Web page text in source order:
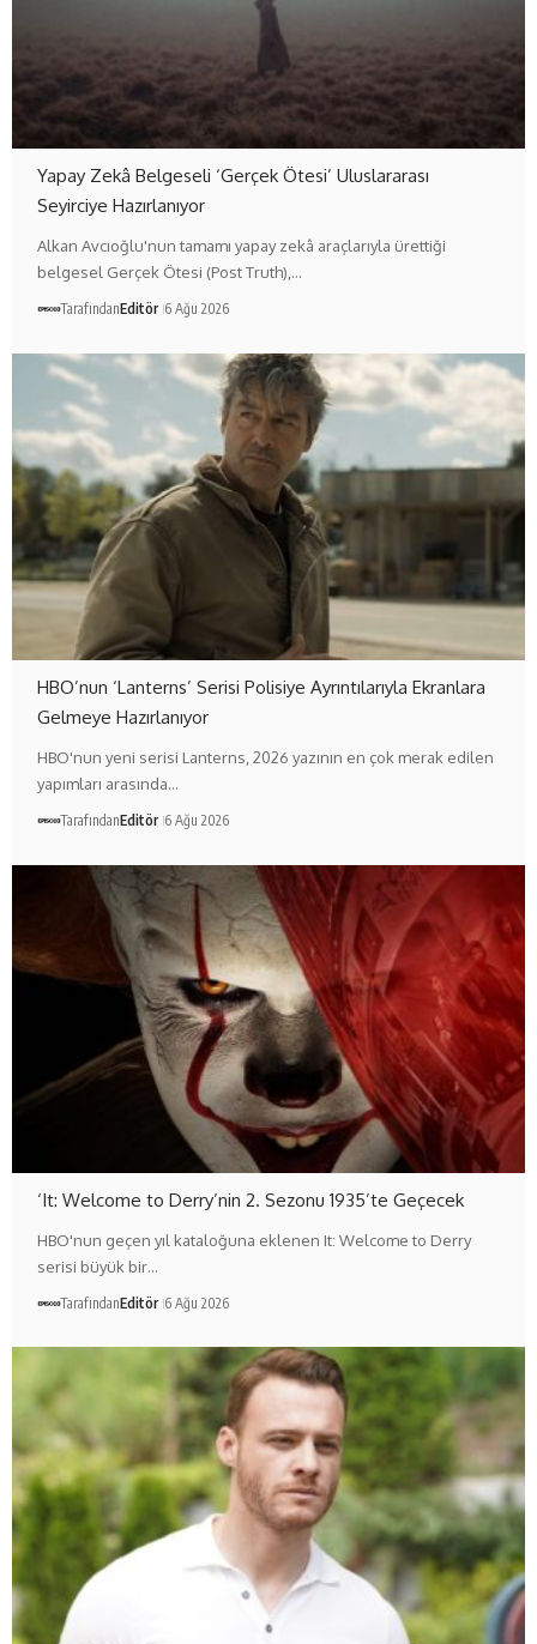
Yapay Zekâ Belgeseli ‘Gerçek Ötesi’ Uluslararası
Seyirciye Hazırlanıyor
Alkan Avcıoğlu'nun tamamı yapay zekâ araçlarıyla ürettiği
belgesel Gerçek Ötesi (Post Truth),…
TarafındanEditör 6 Ağu 2026
HBO’nun ‘Lanterns’ Serisi Polisiye Ayrıntılarıyla Ekranlara
Gelmeye Hazırlanıyor
HBO'nun yeni serisi Lanterns, 2026 yazının en çok merak edilen
yapımları arasında…
TarafındanEditör 6 Ağu 2026
‘It: Welcome to Derry’nin 2. Sezonu 1935’te Geçecek
HBO'nun geçen yıl kataloğuna eklenen It: Welcome to Derry
serisi büyük bir…
TarafındanEditör 6 Ağu 2026